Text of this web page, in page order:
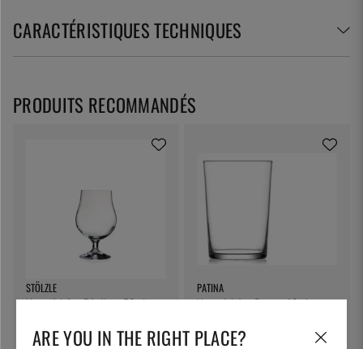
CARACTÉRISTIQUES TECHNIQUES
STÖLZLE
Verre à bière Pénélope 50 cl
9 €
PATINA
Verre à bière Bistro, 49 cl -
4 €
PRODUITS RECOMMANDÉS
ARE YOU IN THE RIGHT PLACE?